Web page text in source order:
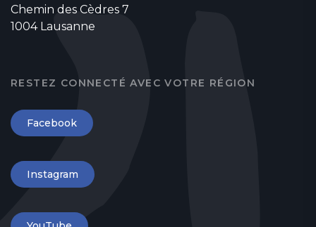
Chemin des Cèdres 7
1004 Lausanne
RESTEZ CONNECTÉ AVEC VOTRE RÉGION
Facebook
Instagram